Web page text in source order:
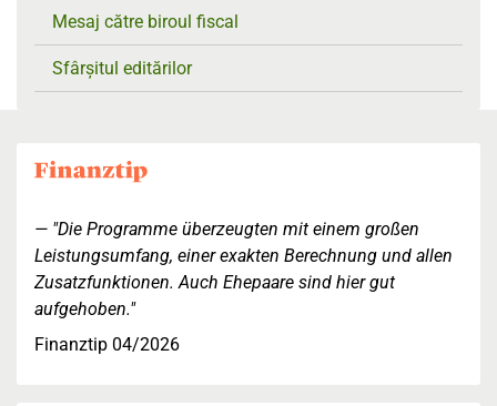
Mesaj către biroul fiscal
Sfârșitul editărilor
"Die Programme überzeugten mit einem großen
Leistungsumfang, einer exakten Berechnung und allen
Zusatzfunktionen. Auch Ehepaare sind hier gut
aufgehoben."
Finanztip 04/2026